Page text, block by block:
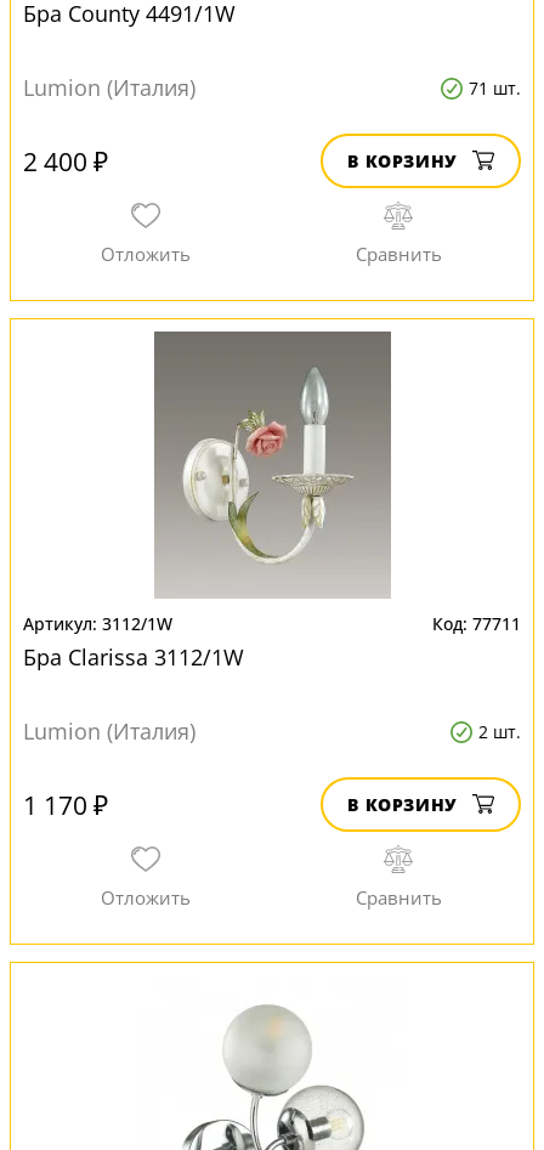
Бра County 4491/1W
Lumion (Италия) 71 шт.
2 400 ₽ В КОРЗИНУ
3112/1W 77711
Бра Clarissa 3112/1W
Lumion (Италия) 2 шт.
1 170 ₽ В КОРЗИНУ